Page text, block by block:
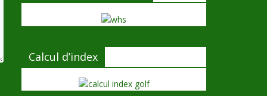
Calcul d’index